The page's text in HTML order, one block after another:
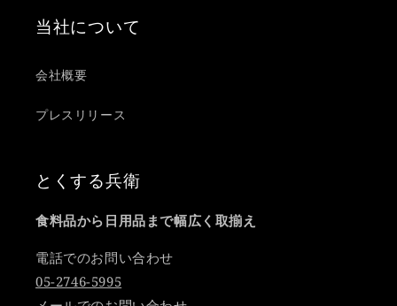
当社について
会社概要
プレスリリース
とくする兵衛
食料品から日用品まで幅広く取揃え
電話でのお問い合わせ
05-2746-5995